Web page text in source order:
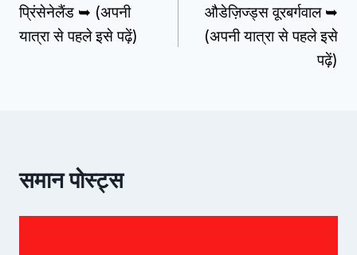
नेविगेशन
प्रिंसेनेलैंड ➥ (अपनी
यात्रा से पहले इसे पढ़ें)
औडेज़िज्ड्स वूरबर्गवाल ➥
(अपनी यात्रा से पहले इसे
पढ़ें)
समान पोस्ट्स